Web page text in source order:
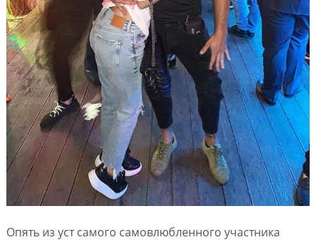
Опять из уст самого самовлюбленного участника